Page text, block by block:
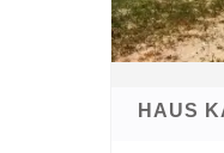
HAUS